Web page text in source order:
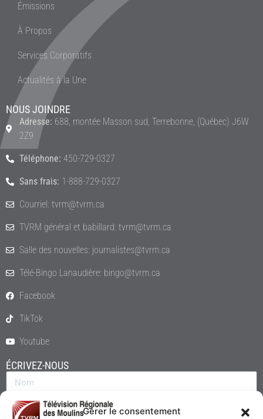
Gérer le consentement
Émissions
À Propos
Services Corporatifs
Actualités à la Une
NOUS JOINDRE
Adresse: 688, montée Masson sud, Terrebonne, (Québec) J6W
2Z9
Téléphone: 450-729-0327
Sans frais: 1-888-729-0327
Courriel: tvrm@tvrm.ca
TVRM général et babillard: tvrm@tvrm.ca
Salle des nouvelles: journalistes@tvrm.ca
Télé-Bingo Lanaudière: bingo@tvrm.ca
Facebook
TikTok
Youtube
ÉCRIVEZ-NOUS